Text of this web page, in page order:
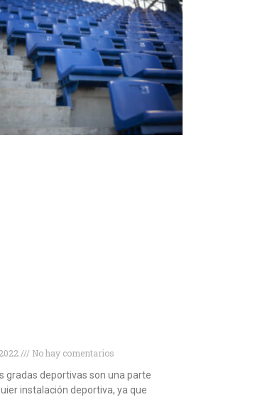
No hay comentarios
gradas deportivas son una parte
instalación deportiva, ya que